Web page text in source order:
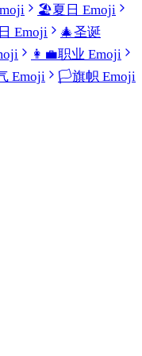
🏖️夏日 Emoji
Emoji 🎄圣诞
👩‍💼职业 Emoji
Emoji 🏳️旗帜 Emoji